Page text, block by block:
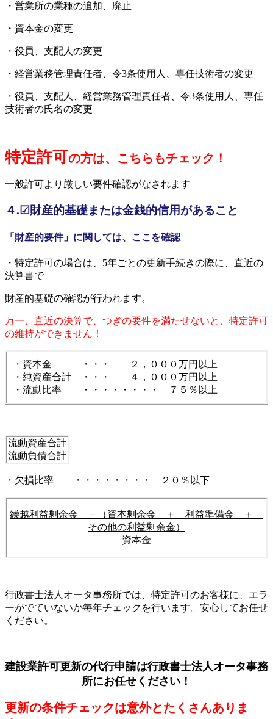
・営業所の業種の追加、廃止
・資本金の変更
・役員、支配人の変更
・経営業務管理責任者、令3条使用人、専任技術者の変更
・役員、支配人、経営業務管理責任者、令3条使用人、専任
技術者の氏名の変更
特定許可の方は、こちらもチェック！
一般許可より厳しい要件確認がなされます
４.☑財産的基礎または金銭的信用があること
「財産的要件」に関しては、ここを確認
・特定許可の場合は、5年ごとの更新手続きの際に、直近の
決算書で
財産的基礎の確認が行われます。
万一、直近の決算で、つぎの要件を満たせないと、特定許可
の維持ができません！
・資本金 ・・・ ２，０００万円以上
・純資産合計 ・・・ ４，０００万円以上
・流動比率 ・・・・・・・・ ７５％以上
流動資産合計
流動負債合計
・欠損比率 ・・・・・・・・ ２０％以下
繰越利益剰余金 －（資本剰余金 ＋ 利益準備金 ＋
その他の利益剰余金）
資本金
行政書士法人オータ事務所では、特定許可のお客様に、エラ
ーがでていないか毎年チェックを行います。安心してお任せ
ください。
建設業許可更新の代行申請は行政書士法人オータ事務
所にお任せください！
更新の条件チェックは意外とたくさんありま